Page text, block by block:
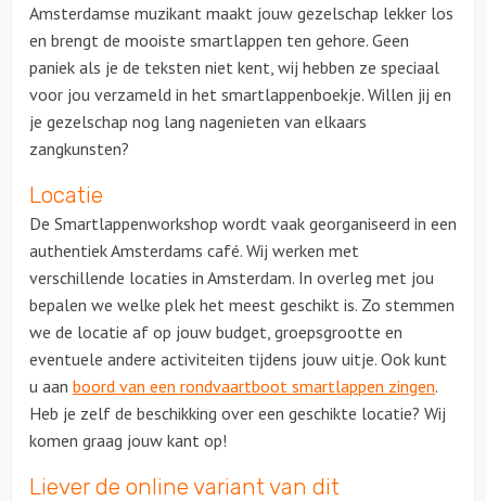
Amsterdamse muzikant maakt jouw gezelschap lekker los
en brengt de mooiste smartlappen ten gehore. Geen
paniek als je de teksten niet kent, wij hebben ze speciaal
voor jou verzameld in het smartlappenboekje. Willen jij en
je gezelschap nog lang nagenieten van elkaars
zangkunsten?
Locatie
De Smartlappenworkshop wordt vaak georganiseerd in een
authentiek Amsterdams café. Wij werken met
verschillende locaties in Amsterdam. In overleg met jou
bepalen we welke plek het meest geschikt is. Zo stemmen
we de locatie af op jouw budget, groepsgrootte en
eventuele andere activiteiten tijdens jouw uitje. Ook kunt
u aan boord van een rondvaartboot smartlappen zingen.
Heb je zelf de beschikking over een geschikte locatie? Wij
komen graag jouw kant op!
Liever de online variant van dit